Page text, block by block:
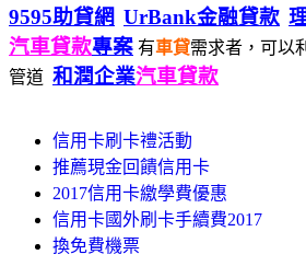
9595助貸網 UrBank金融貸款
汽車貸款專案 有車貸需求者，可以
管道 和潤企業汽車貸款
信用卡刷卡禮活動
推薦現金回饋信用卡
2017信用卡繳學費優惠
信用卡國外刷卡手續費2017
換免費機票